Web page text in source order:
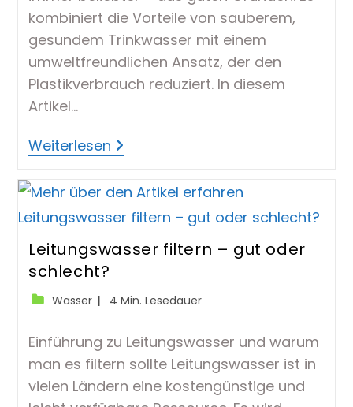
kombiniert die Vorteile von sauberem,
gesundem Trinkwasser mit einem
umweltfreundlichen Ansatz, der den
Plastikverbrauch reduziert. In diesem
Artikel…
WeiterlesenGefiltertes
Leitungswasser
Gesunde
Umweltfreundliche
Für
Deinen
Leitungswasser filtern – gut oder
schlecht?
Beitrags-
Wasser Lesedauer:
4 Min. Lesedauer
Einführung zu Leitungswasser und warum
man es filtern sollte Leitungswasser ist in
vielen Ländern eine kostengünstige und